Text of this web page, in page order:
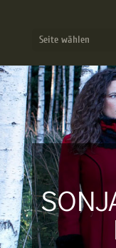
Seite wählen